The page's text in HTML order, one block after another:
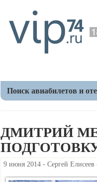
Поиск авиабилетов и
ДМИТРИЙ
9 июня 2014 - Сергей Елисеев